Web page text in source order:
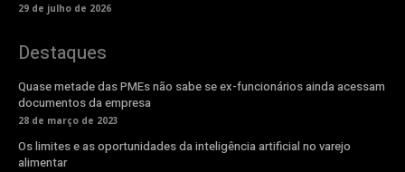
29 de julho de 2026
Destaques
Quase metade das PMEs não sabe se ex-funcionários ainda acessam
documentos da empresa
28 de março de 2023
Os limites e as oportunidades da inteligência artificial no varejo
alimentar